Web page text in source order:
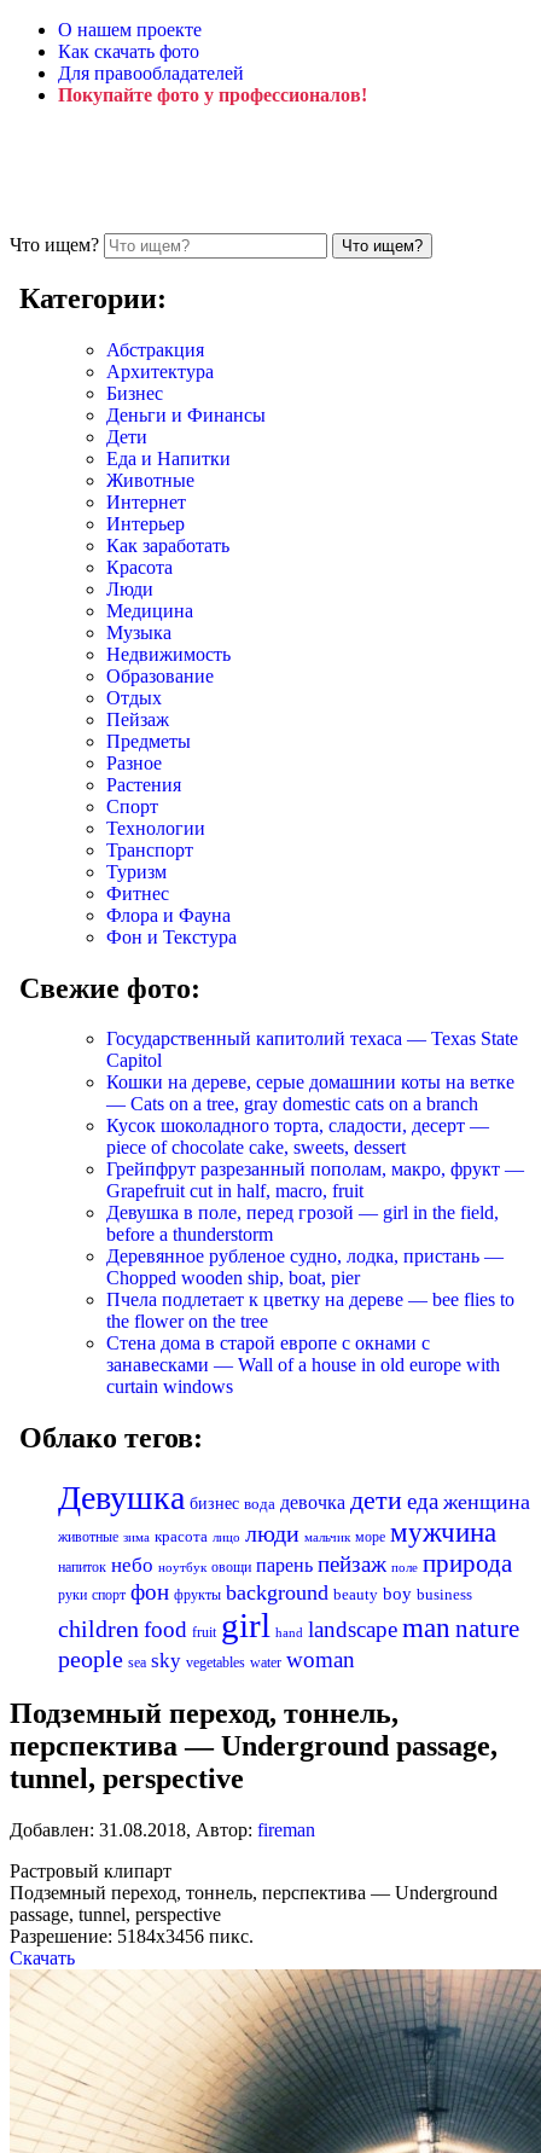
О нашем проекте
Как скачать фото
Для правообладателей
Покупайте фото у профессионалов!
Что ищем?
Категории:
Абстракция
Архитектура
Бизнес
Деньги и Финансы
Дети
Еда и Напитки
Животные
Интернет
Интерьер
Как заработать
Красота
Люди
Медицина
Музыка
Недвижимость
Образование
Отдых
Пейзаж
Предметы
Разное
Растения
Спорт
Технологии
Транспорт
Туризм
Фитнес
Флора и Фауна
Фон и Текстура
Свежие фото:
Государственный капитолий техаса — Texas State
Capitol
Кошки на дереве, серые домашнии коты на ветке
— Cats on a tree, gray domestic cats on a branch
Кусок шоколадного торта, сладости, десерт —
piece of chocolate cake, sweets, dessert
Грейпфрут разрезанный пополам, макро, фрукт —
Grapefruit cut in half, macro, fruit
Девушка в поле, перед грозой — girl in the field,
before a thunderstorm
Деревянное рубленое судно, лодка, пристань —
Chopped wooden ship, boat, pier
Пчела подлетает к цветку на дереве — bee flies to
the flower on the tree
Стена дома в старой европе с окнами с
занавесками — Wall of a house in old europe with
curtain windows
Облако тегов:
Девушка бизнес вода девочка детиеда женщина
животные зима красота лицо люди мальчик море мужчина
напиток небо ноутбук овощи парень пейзаж поле природа
руки спорт фон фрукты background beauty boy business
childrenfood fruit girl hand landscapeman nature
people sea sky vegetables water woman
Подземный переход, тоннель,
перспектива — Underground passage,
tunnel, perspective
Добавлен: 31.08.2018, Автор: fireman
Растровый клипарт
Подземный переход, тоннель, перспектива — Underground
passage, tunnel, perspective
Разрешение: 5184х3456 пикс.
Скачать